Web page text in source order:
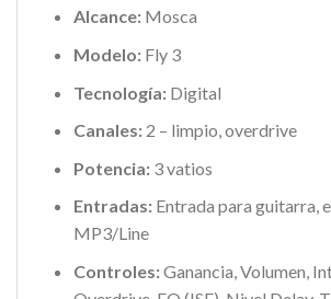
Alcance:Mosca
Modelo:Fly 3
Tecnología:Digital
Canales:2 – limpio, overdrive
Potencia:3 vatios
Entradas:Entrada para guitarra,
MP3/Line
Controles:Ganancia, Volumen,